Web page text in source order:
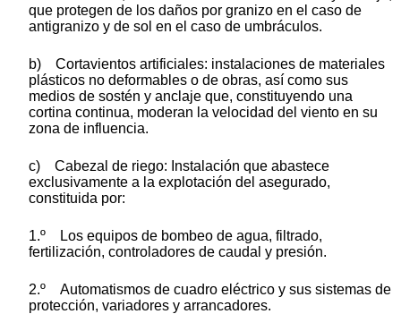
que protegen de los daños por granizo en el caso de
antigranizo y de sol en el caso de umbráculos.
b) Cortavientos artificiales: instalaciones de materiales
plásticos no deformables o de obras, así como sus
medios de sostén y anclaje que, constituyendo una
cortina continua, moderan la velocidad del viento en su
zona de influencia.
c) Cabezal de riego: Instalación que abastece
exclusivamente a la explotación del asegurado,
constituida por:
1.º Los equipos de bombeo de agua, filtrado,
fertilización, controladores de caudal y presión.
2.º Automatismos de cuadro eléctrico y sus sistemas de
protección, variadores y arrancadores.